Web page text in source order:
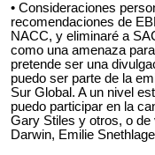
• Consideraciones
recomendaciones de
NACC, y eliminaré a
como una amenaza
pretende ser una
puedo ser parte de la
Sur Global. A un nivel
puedo participar en la
Gary Stiles y otros, o
Darwin, Emilie